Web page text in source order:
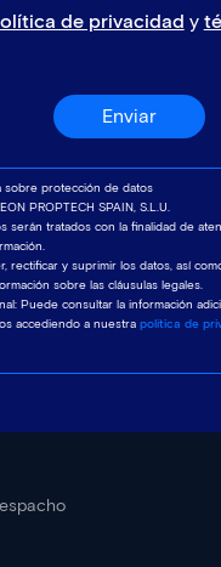
de privacidad y
Enviar
sobre protección de datos
PROPTECH SPAIN, S.L.U.
serán tratados con la finalidad de
rectificar y suprimir los datos, así
sobre las cláusulas legales.
Puede consultar la información
accediendo a nuestra política de